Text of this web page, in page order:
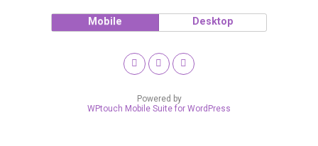
Mobile Desktop
Powered by
WPtouch Mobile Suite for WordPress